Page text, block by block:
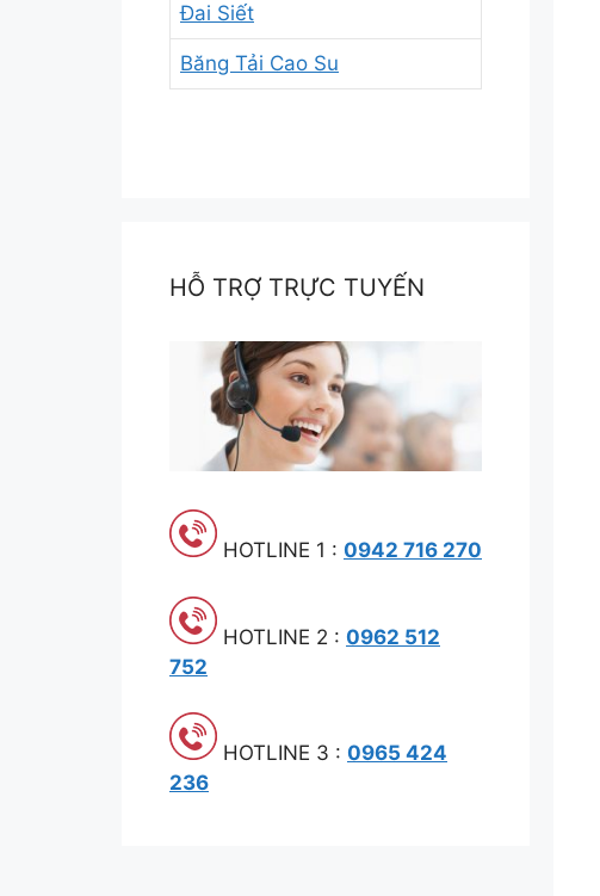
Đai Siết
Băng Tải Cao Su
HỖ TRỢ TRỰC TUYẾN
HOTLINE 1 : 0942 716 270
HOTLINE 2 : 0962 512
752
HOTLINE 3 : 0965 424
236